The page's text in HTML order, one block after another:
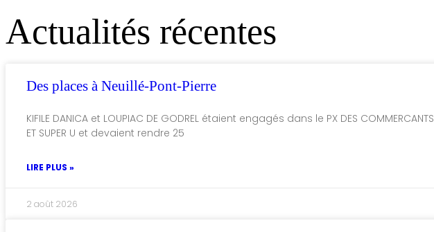
Actualités récentes
Des places à Neuillé-Pont-Pierre
KIFILE DANICA et LOUPIAC DE GODREL étaient engagés dans le PX DES COMMERCANTS
ET SUPER U et devaient rendre 25
LIRE PLUS »
2 août 2026